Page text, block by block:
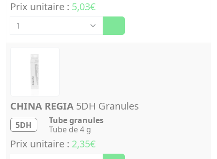
Prix unitaire : 5,03€
CHINA REGIA 5DH Granules
5DH
Tube granules
Tube de 4 g
Prix unitaire : 2,35€